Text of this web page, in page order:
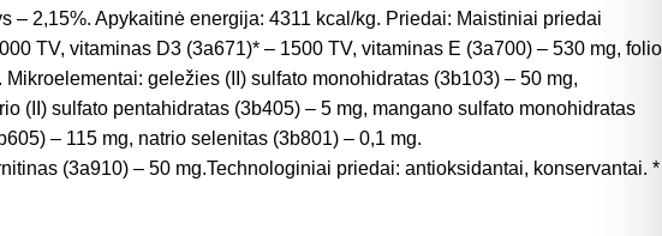
– 2,15%. Apykaitinė energija: 4311 kcal/kg. Priedai: Maistiniai priedai
TV, vitaminas D3 (3a671)* – 1500 TV, vitaminas E (3a700) – 530 mg, folio
geležies (II) sulfato monohidratas (3b103) – 50 mg,
(II) sulfato pentahidratas (3b405) – 5 mg, mangano sulfato monohidratas
– 115 mg, natrio selenitas (3b801) – 0,1 mg.
(3a910) – 50 mg.Technologiniai priedai: antioksidantai, konservantai. *